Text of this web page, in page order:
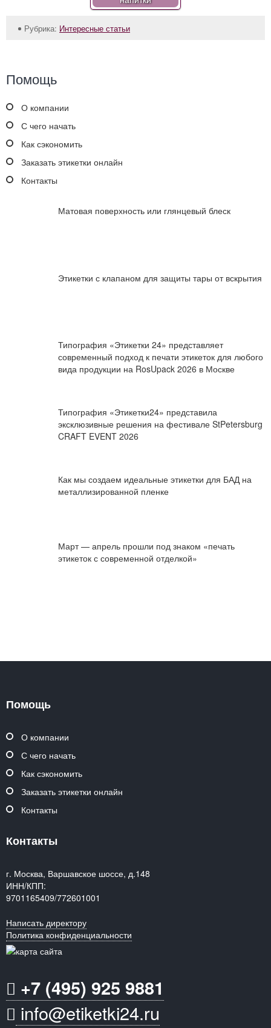
Рубрика: Интересные статьи
Помощь
О компании
С чего начать
Как сэкономить
Заказать этикетки онлайн
Контакты
Матовая поверхность или глянцевый блеск
Этикетки с клапаном для защиты тары от вскрытия
Типография «Этикетки 24» представляет
современный подход к печати этикеток для любого
вида продукции на RosUpack 2026 в Москве
Типография «Этикетки24» представила
эксклюзивные решения на фестивале StPetersburg
CRAFT EVENT 2026
Как мы создаем идеальные этикетки для БАД на
металлизированной пленке
Март — апрель прошли под знаком «печать
этикеток с современной отделкой»
Помощь
О компании
С чего начать
Как сэкономить
Заказать этикетки онлайн
Контакты
Контакты
г. Москва, Варшавское шоссе, д.148
ИНН/КПП:
9701165409/772601001
Написать директору
Политика конфиденциальности
+7 (495) 925 9881
info@etiketki24.ru